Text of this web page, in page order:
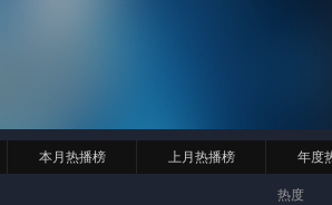
本月热播榜 上月热播榜 年度
热度